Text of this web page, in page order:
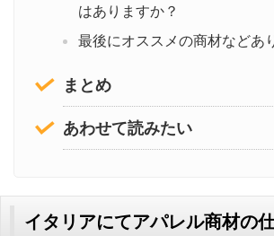
はありますか？
最後にオススメの商材などあ
まとめ
あわせて読みたい
イタリアにてアパレル商材の